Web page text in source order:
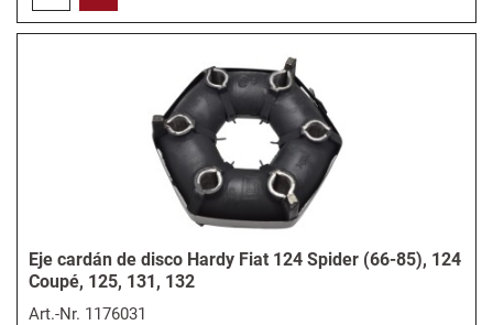
Eje cardán de disco Hardy Fiat 124 Spider (66-85), 124
Coupé, 125, 131, 132
Art.-Nr. 1176031